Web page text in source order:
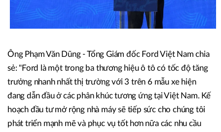
Ông Phạm Văn Dũng - Tổng Giám đốc Ford Việt Nam chia
sẻ: "Ford là một trong ba thương hiệu ô tô có tốc độ tăng
trưởng nhanh nhất thị trường với 3 trên 6 mẫu xe hiện
đang dẫn đầu ở các phân khúc tương ứng tại Việt Nam. Kế
hoạch đầu tư mở rộng nhà máy sẽ tiếp sức cho chúng tôi
phát triển mạnh mẽ và phục vụ tốt hơn nữa các nhu cầu